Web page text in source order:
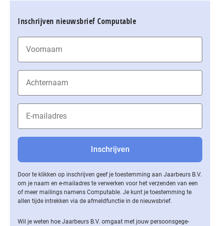
Inschrijven nieuwsbrief Computable
Door te klikken op inschrijven geef je toestemming aan Jaarbeurs B.V.
om je naam en e-mailadres te verwerken voor het verzenden van een
of meer mailings namens Computable. Je kunt je toestemming te
allen tijde intrekken via de af­meld­func­tie in de nieuwsbrief.
Wil je weten hoe Jaarbeurs B.V. omgaat met jouw per­soons­ge­ge­